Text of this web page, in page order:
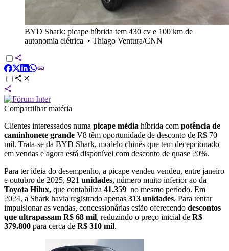
BYD Shark: picape híbrida tem 430 cv e 100 km de
autonomia elétrica • Thiago Ventura/CNN
Compartilhar matéria
Clientes interessados numa picape média híbrida com potência de
caminhonete grande V8 têm oportunidade de desconto de R$ 70
mil. Trata-se da BYD Shark, modelo chinês que tem decepcionado
em vendas e agora está disponível com desconto de quase 20%.
Para ter ideia do desempenho, a picape vendeu vendeu, entre janeiro
e outubro de 2025, 921 unidades, número muito inferior ao da
Toyota Hilux, que contabiliza 41.359 no mesmo período. Em
2024, a Shark havia registrado apenas 313 unidades. Para tentar
impulsionar as vendas, concessionárias estão oferecendo descontos
que ultrapassam R$ 68 mil, reduzindo o preço inicial de R$
379.800 para cerca de R$ 310 mil.